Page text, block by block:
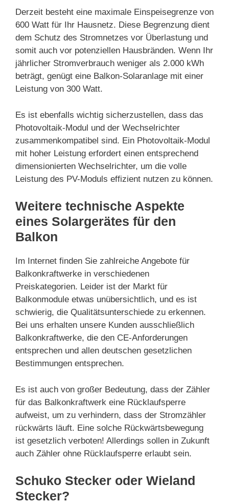
Derzeit besteht eine maximale Einspeisegrenze von
600 Watt für Ihr Hausnetz. Diese Begrenzung dient
dem Schutz des Stromnetzes vor Überlastung und
somit auch vor potenziellen Hausbränden. Wenn Ihr
jährlicher Stromverbrauch weniger als 2.000 kWh
beträgt, genügt eine Balkon-Solaranlage mit einer
Leistung von 300 Watt.
Es ist ebenfalls wichtig sicherzustellen, dass das
Photovoltaik-Modul und der Wechselrichter
zusammenkompatibel sind. Ein Photovoltaik-Modul
mit hoher Leistung erfordert einen entsprechend
dimensionierten Wechselrichter, um die volle
Leistung des PV-Moduls effizient nutzen zu können.
Weitere technische Aspekte
eines Solargerätes für den
Balkon
Im Internet finden Sie zahlreiche Angebote für
Balkonkraftwerke in verschiedenen
Preiskategorien. Leider ist der Markt für
Balkonmodule etwas unübersichtlich, und es ist
schwierig, die Qualitätsunterschiede zu erkennen.
Bei uns erhalten unsere Kunden ausschließlich
Balkonkraftwerke, die den CE-Anforderungen
entsprechen und allen deutschen gesetzlichen
Bestimmungen entsprechen.
Es ist auch von großer Bedeutung, dass der Zähler
für das Balkonkraftwerk eine Rücklaufsperre
aufweist, um zu verhindern, dass der Stromzähler
rückwärts läuft. Eine solche Rückwärtsbewegung
ist gesetzlich verboten! Allerdings sollen in Zukunft
auch Zähler ohne Rücklaufsperre erlaubt sein.
Schuko Stecker oder Wieland
Stecker?